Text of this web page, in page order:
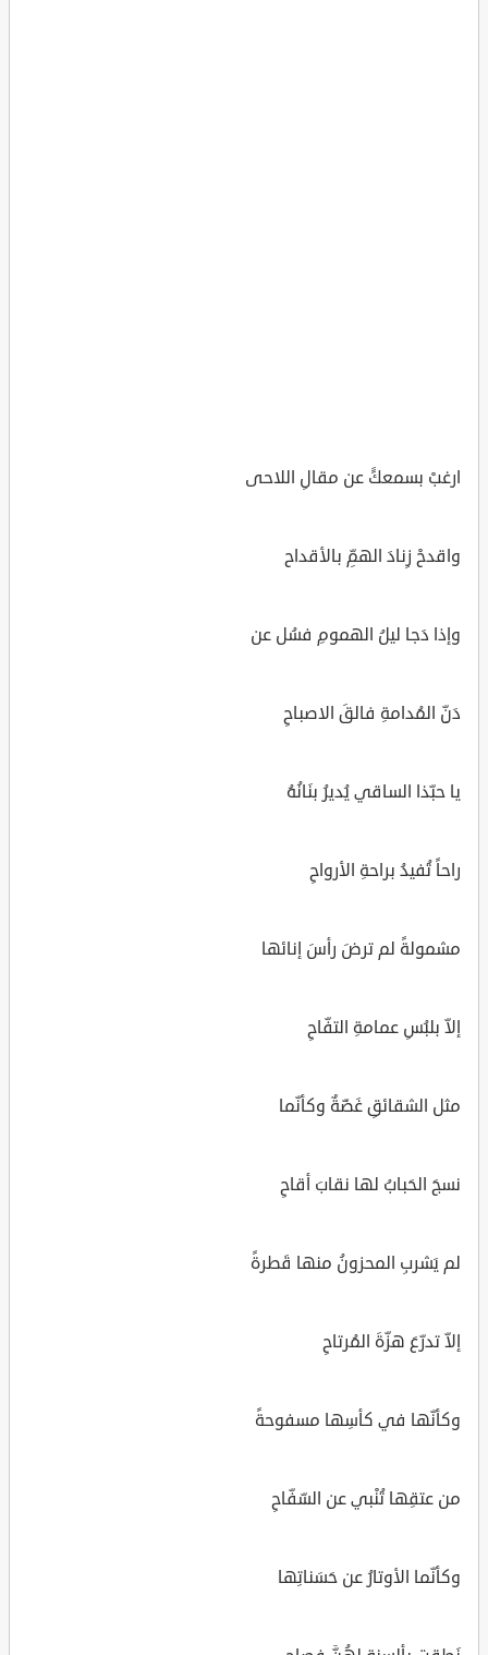
ارغبْ بسمعكًَ عن مقالِ اللاحى
واقدحْ زِنادَ الهمِّ بالأقداح
وإذا دَجا ليلُ الهمومِ فسُل عن
دَنِّ المُدامةِ فالقَ الاصباحِ
يا حبّذا الساقي يُديرُ بنَانُهُ
راحاً تُفيدُ براحةِ الأرواحِ
مشمولةً لم ترضَ رأسَ إنائها
إلاّ بلبُسِ عمامةِ التفّاحِ
مثل الشقائقِ غَضّةٌ وكأنّما
نسجَ الحَبابُ لها نقابَ أقاحِ
لم يَشربِ المحزونُ منها قَطرةً
إلاّ تدرّعَ هزّةَ المُرتاحِ
وكأنّها في كأسِها مسفوحةً
من عتقِها تُنْبي عن السّفّاحِ
وكأنّما الأوتارُ عن حَسَناتِها